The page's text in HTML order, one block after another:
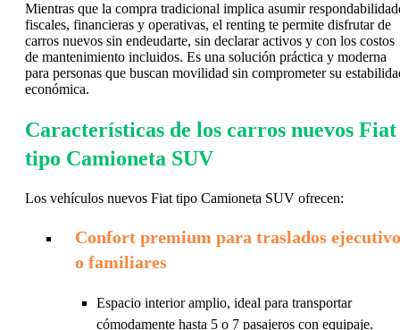
Mientras que la compra tradicional implica asumir
fiscales, financieras y operativas, el renting te permite disfrutar de
carros nuevos sin endeudarte, sin declarar activos y con los costos
de mantenimiento incluidos. Es una solución práctica y moderna
para personas que buscan movilidad sin comprometer su
económica.
Características de los carros nuevos Fiat
tipo Camioneta SUV
Los vehículos nuevos Fiat tipo Camioneta SUV ofrecen:
Confort premium para traslados
o familiares
Espacio interior amplio, ideal para transportar
cómodamente hasta 5 o 7 pasajeros con equipaje.